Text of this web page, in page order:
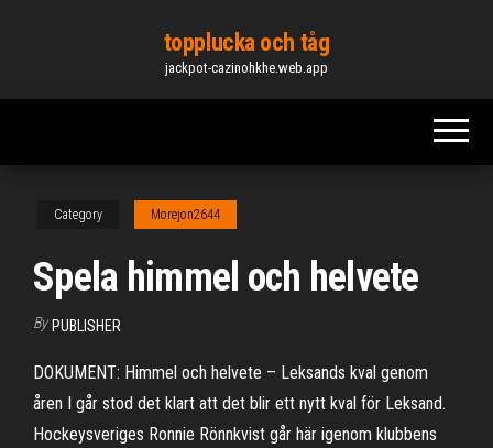
content
topplucka och tåg
jackpot-cazinohkhe.web.app
Category Morejon2644
Spela himmel och helvete
By PUBLISHER
DOKUMENT: Himmel och helvete – Leksands kval genom
åren I går stod det klart att det blir ett nytt kval för Leksand.
Hockeysveriges Ronnie Rönnkvist går här igenom klubbens